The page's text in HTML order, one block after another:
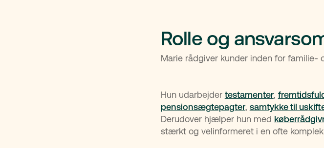
Rolle og
Marie rådgiver kunder inden for familie-
Hun udarbejder testamenter,
pensionsægtepagter, samtykke til
Derudover hjælper hun med
stærkt og velinformeret i en ofte